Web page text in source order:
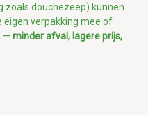
zoals douchezeep) kunnen
eigen verpakking mee of
— minder afval, lagere prijs,